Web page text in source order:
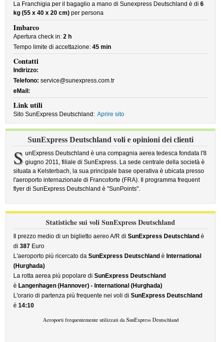
La Franchigia per il bagaglio a mano di Sunexpress Deutschland è di6
kg (55 x 40 x 20 cm) per persona
Imbarco
Apertura check in:2 h
Tempo limite di accettazione:45 min
Contatti
Indirizzo:
Telefono: service@sunexpress.com.tr
eMail:
Link utili
Sito SunExpress Deutschland: Aprire sito
SunExpress Deutschland voli e opinioni dei clienti
S unExpress Deutschland è una compagnia aerea tedesca fondata l'8
giugno 2011, filiale di SunExpress. La sede centrale della società è
situata a Kelsterbach, la sua principale base operativa è ubicata presso
l'aeroporto internazionale di Francoforte (FRA). Il programma frequent
flyer di SunExpress Deutschland è "SunPoints".
Statistiche sui voli SunExpress Deutschland
Il prezzo medio di un biglietto aereo A/R diSunExpress Deutschland è
di387 Euro
L'aeroporto più ricercato daSunExpress Deutschland è International
(Hurghada)
La rotta aerea più popolare diSunExpress Deutschland
è Langenhagen (Hannover) - International (Hurghada)
L'orario di partenza più frequente nei voli diSunExpress Deutschland
è14:10
Aeroporti frequentemente utilizzati da SunExpress Deutschland